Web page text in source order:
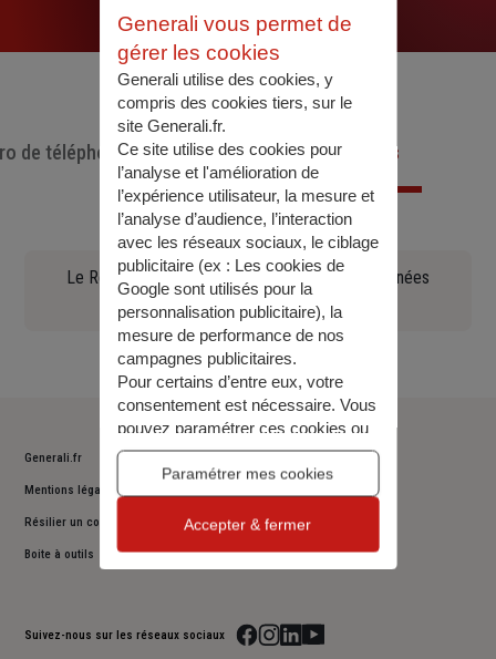
de téléphone utiles Documents utiles
Le Règlement général sur la protection des données
(90.97 KO)
Generali.fr
Mentions légales
Résilier un contrat
Boite à outils
Suivez-nous sur les réseaux sociaux
Generali vous permet de
gérer les cookies
Generali utilise des cookies, y
compris des cookies tiers, sur le
site Generali.fr.
Ce site utilise des cookies pour
l’analyse et l'amélioration de
l’expérience utilisateur, la mesure et
l’analyse d’audience, l’interaction
avec les réseaux sociaux, le ciblage
publicitaire (ex : Les cookies de
Google sont utilisés pour la
personnalisation publicitaire), la
mesure de performance de nos
campagnes publicitaires.
Pour certains d’entre eux, votre
consentement est nécessaire. Vous
pouvez paramétrer ces cookies ou
bien tous les accepter, ou alors
décider de continuer votre
navigation sans les accepter. Vous
pourrez modifier ce choix à tout
Pour plus d’information,consulter
Paramétrer mes cookies
Accepter & fermer